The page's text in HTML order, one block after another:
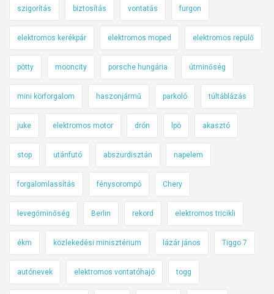
szigorítás biztosítás vontatás furgon
elektromos kerékpár elektromos moped elektromos repülő
pötty mooncity porsche hungária útminőség
mini körforgalom haszonjármű parkoló túltáblázás
juke elektromos motor drón lpö akasztó
stop utánfutó abszurdisztán napelem
forgalomlassítás fénysorompó Chery
levegőminőség Berlin rekord elektromos tricikli
ékm közlekedési minisztérium lázár jános Tiggo 7
autónevek elektromos vontatóhajó togg